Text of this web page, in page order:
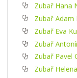
Zubař Hana
Zubař Adam
Zubař Eva
Zubař
Zubař Pavel
Zubař